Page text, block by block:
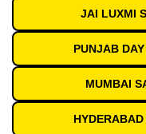
JAI LUXMI
PUNJAB
MUMBAI